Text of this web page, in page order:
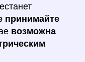
принимайте
возможна